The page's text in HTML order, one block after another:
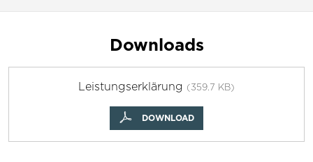
Downloads
Leistungserklärung (359.7 KB)
DOWNLOAD